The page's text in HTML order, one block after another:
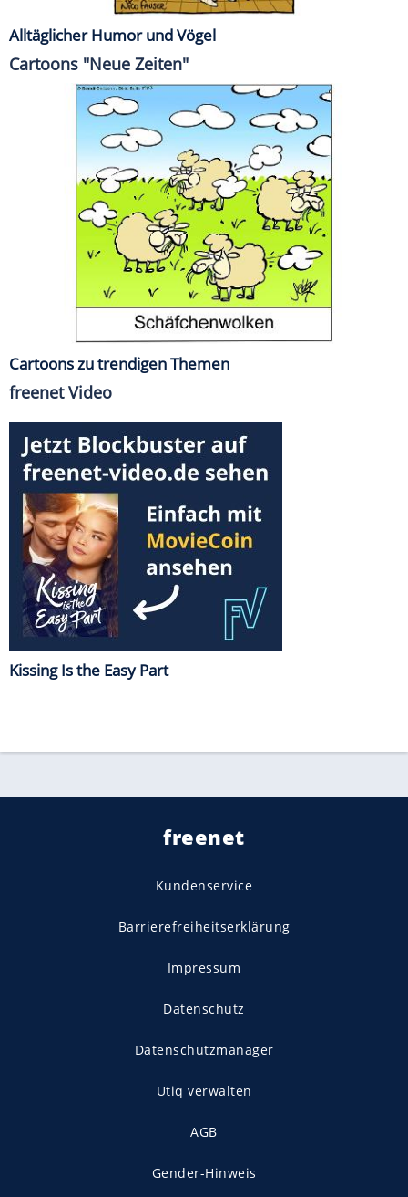
Alltäglicher Humor und Vögel
Cartoons "Neue Zeiten"
Cartoons zu trendigen Themen
freenet Video
Kissing Is the Easy Part
freenet
Kundenservice
Barrierefreiheitserklärung
Impressum
Datenschutz
Datenschutzmanager
Utiq verwalten
AGB
Gender-Hinweis